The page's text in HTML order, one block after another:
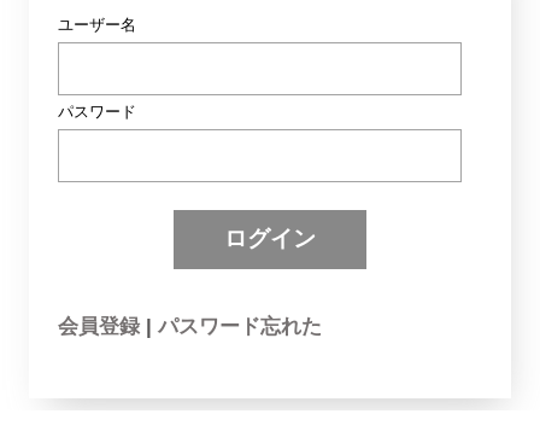
ユーザー名
パスワード
会員登録| パスワード忘れた